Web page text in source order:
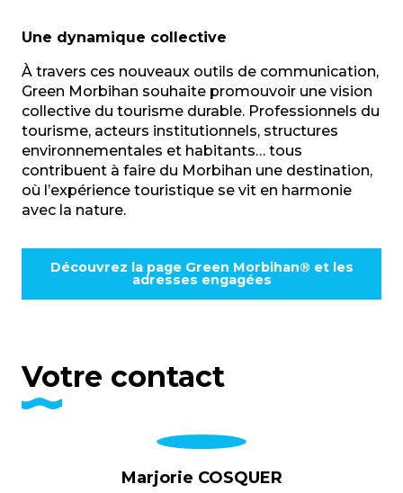
Une dynamique collective
À travers ces nouveaux outils de communication,
Green Morbihan souhaite promouvoir une vision
collective du tourisme durable. Professionnels du
tourisme, acteurs institutionnels, structures
environnementales et habitants… tous
contribuent à faire du Morbihan une destination,
où l’expérience touristique se vit en harmonie
avec la nature.
Découvrez la page Green Morbihan® et les
adresses engagées
Votre contact
Marjorie COSQUER